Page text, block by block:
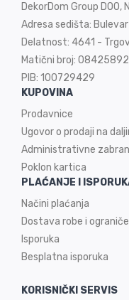
DekorDom Group DOO,
Adresa sedišta:
Delatnost: 4641 -
Matični broj: 08425892
PIB: 100729429
KUPOVINA
Prodavnice
Ugovor o prodaji na
Administrativne
Poklon kartica
PLAĆANJE I
Načini plaćanja
Dostava robe i
Isporuka
Besplatna isporuka
KORISNIČKI SERVIS